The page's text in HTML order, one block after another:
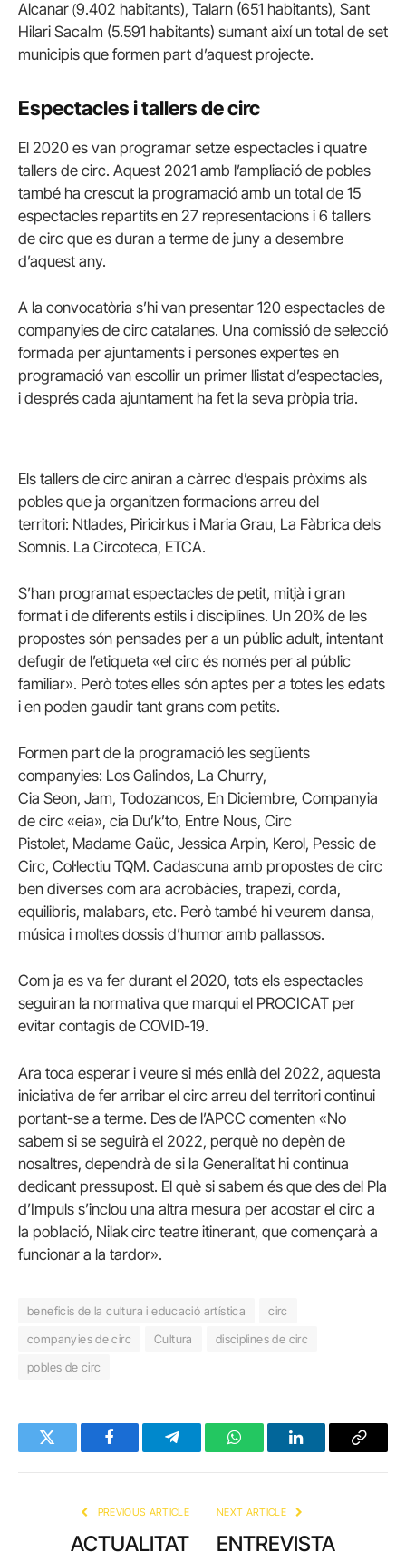
Alcanar (9.402 habitants), Talarn (651 habitants), Sant
Hilari Sacalm (5.591 habitants) sumant així un total de set
municipis que formen part d’aquest projecte.
Espectacles i tallers de circ
El 2020 es van programar setze espectacles i quatre
tallers de circ. Aquest 2021 amb l’ampliació de pobles
també ha crescut la programació amb un total de 15
espectacles repartits en 27 representacions i 6 tallers
de circ que es duran a terme de juny a desembre
d’aquest any.
A la convocatòria s’hi van presentar 120 espectacles de
companyies de circ catalanes. Una comissió de selecció
formada per ajuntaments i persones expertes en
programació van escollir un primer llistat d’espectacles,
i després cada ajuntament ha fet la seva pròpia tria.
Els tallers de circ aniran a càrrec d’espais pròxims als
pobles que ja organitzen formacions arreu del
territori: Ntlades, Piricirkus i Maria Grau, La Fàbrica dels
Somnis. La Circoteca, ETCA.
S’han programat espectacles de petit, mitjà i gran
format i de diferents estils i disciplines. Un 20% de les
propostes són pensades per a un públic adult, intentant
defugir de l’etiqueta «el circ és només per al públic
familiar». Però totes elles són aptes per a totes les edats
i en poden gaudir tant grans com petits.
Formen part de la programació les següents
companyies: Los Galindos, La Churry,
Cia Seon, Jam, Todozancos, En Diciembre, Companyia
de circ «eia», cia Du’k’to, Entre Nous, Circ
Pistolet, Madame Gaüc, Jessica Arpin, Kerol, Pessic de
Circ, Col·lectiu TQM. Cadascuna amb propostes de circ
ben diverses com ara acrobàcies, trapezi, corda,
equilibris, malabars, etc. Però també hi veurem dansa,
música i moltes dossis d’humor amb pallassos.
Com ja es va fer durant el 2020, tots els espectacles
seguiran la normativa que marqui el PROCICAT per
evitar contagis de COVID-19.
Ara toca esperar i veure si més enllà del 2022, aquesta
iniciativa de fer arribar el circ arreu del territori continui
portant-se a terme. Des de l’APCC comenten «No
sabem si se seguirà el 2022, perquè no depèn de
nosaltres, dependrà de si la Generalitat hi continua
dedicant pressupost. El què si sabem és que des del Pla
d’Impuls s’inclou una altra mesura per acostar el circ a
la població, Nilak circ teatre itinerant, que començarà a
funcionar a la tardor».
beneficis de la cultura i educació artística
circ
companyies de circ
Cultura
disciplines de circ
pobles de circ
Twitter FacebookTelegramWhatsAppLinkedInCopy
PREVIOUS ARTICLE
ACTUALITAT
NEXT ARTICLE
ENTREVISTA